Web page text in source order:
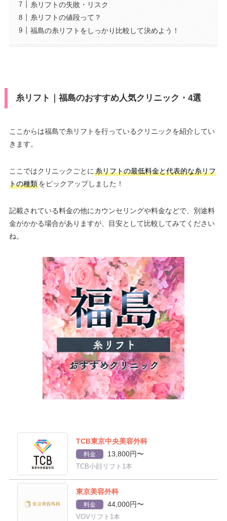
糸リフトの失敗・リスク
糸リフトの値段って？
福島の糸リフトをしっかり比較して決めよう！
糸リフト｜福島のおすすめ人気クリニック・4選
ここからは福島で糸リフトを行っているクリニックを紹介してい
きます。
ここではクリニックごとに 糸リフトの最低料金と代表的な糸リフ
トの種類をピックアップしました！
記載されている料金の他にカウンセリングや料金などで、別途料
金がかかる場合がありますが、目安として比較してみてください
ね。
TCB東京中央美容外科
料金 13,800円〜
TCB小顔リフト1本
東京美容外科
料金 44,000円〜
VOVリフト1本